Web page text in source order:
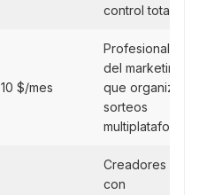
control total
10 $/mes
Profesionales
del marketing
que organizan
sorteos
multiplataforma
Creadores
con